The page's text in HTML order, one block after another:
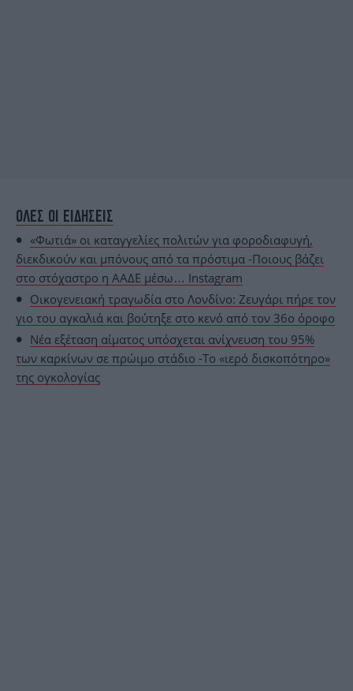
ΟΛΕΣ ΟΙ ΕΙΔΗΣΕΙΣ
«Φωτιά» οι καταγγελίες πολιτών για φοροδιαφυγή,
διεκδικούν και μπόνους από τα πρόστιμα -Ποιους βάζει
στο στόχαστρο η ΑΑΔΕ μέσω… Instagram
Οικογενειακή τραγωδία στο Λονδίνο: Ζευγάρι πήρε τον
γιο του αγκαλιά και βούτηξε στο κενό από τον 36ο όροφο
Νέα εξέταση αίματος υπόσχεται ανίχνευση του 95%
των καρκίνων σε πρώιμο στάδιο -Το «ιερό δισκοπότηρο»
της ογκολογίας